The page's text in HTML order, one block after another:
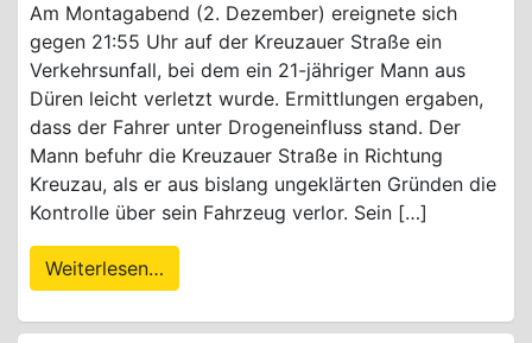
Am Montagabend (2. Dezember) ereignete sich
gegen 21:55 Uhr auf der Kreuzauer Straße ein
Verkehrsunfall, bei dem ein 21-jähriger Mann aus
Düren leicht verletzt wurde. Ermittlungen ergaben,
dass der Fahrer unter Drogeneinfluss stand. Der
Mann befuhr die Kreuzauer Straße in Richtung
Kreuzau, als er aus bislang ungeklärten Gründen die
Kontrolle über sein Fahrzeug verlor. Sein […]
Weiterlesen…